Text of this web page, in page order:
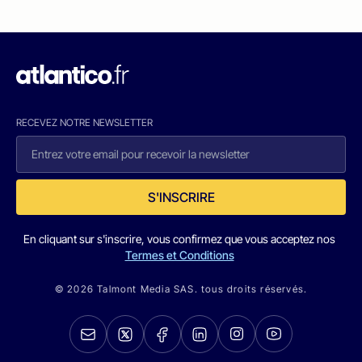
RECEVEZ NOTRE NEWSLETTER
S'INSCRIRE
En cliquant sur s'inscrire, vous confirmez que vous acceptez nos
Termes et Conditions
© 2026 Talmont Media SAS. tous droits réservés.